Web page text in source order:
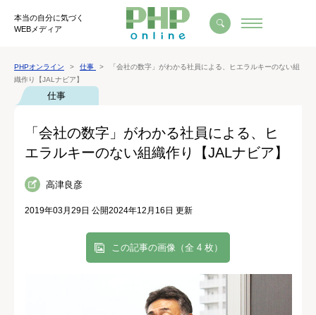
本当の自分に気づく
WEBメディア
PHPオンライン 仕事
「会社の数字」がわかる社員による、ヒエラルキーのない組
織作り【JALナビア】
仕事
「会社の数字」がわかる社員による、ヒ
エラルキーのない組織作り【JALナビア】
高津良彦
2019年03月29日 公開2024年12月16日 更新
この記事の画像（全 4 枚）